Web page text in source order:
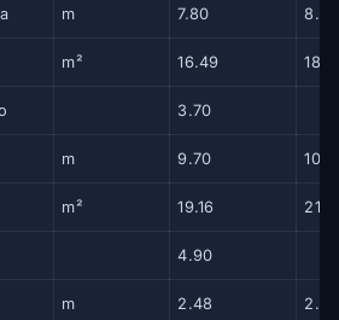
m 7.80 8.29
m² 16.49
3.70
m 9.70
m² 19.16
4.90
m 2.48 2.64